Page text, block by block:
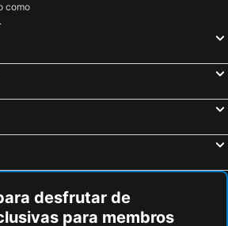
como
desfrutar de
para membros